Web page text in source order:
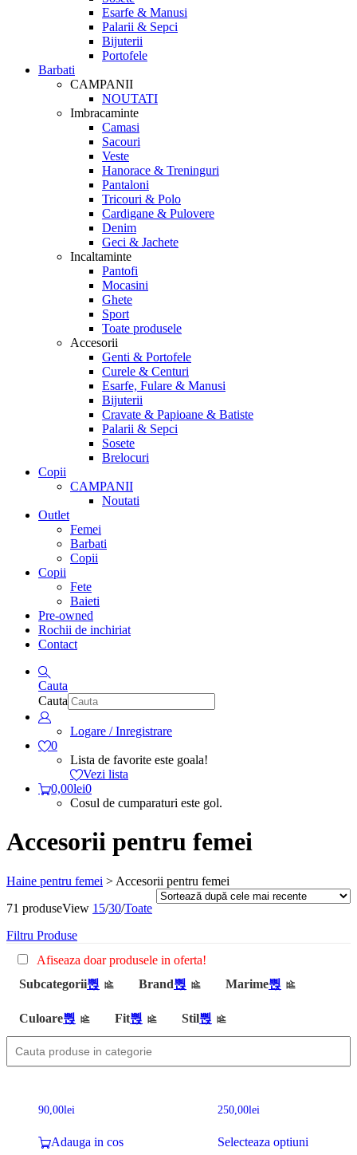
Esarfe & Manusi
Palarii & Sepci
Bijuterii
Portofele
Barbati
CAMPANII
NOUTATI
Imbracaminte
Camasi
Sacouri
Veste
Hanorace & Treninguri
Pantaloni
Tricouri & Polo
Cardigane & Pulovere
Denim
Geci & Jachete
Incaltaminte
Pantofi
Mocasini
Ghete
Sport
Toate produsele
Accesorii
Genti & Portofele
Curele & Centuri
Esarfe, Fulare & Manusi
Bijuterii
Cravate & Papioane & Batiste
Palarii & Sepci
Sosete
Brelocuri
Copii
CAMPANII
Noutati
Outlet
Femei
Barbati
Copii
Copii
Fete
Baieti
Pre-owned
Rochii de inchiriat
Contact
Cauta
Cauta
Logare / Inregistrare
0
Lista de favorite este goala!
Vezi lista
0,00lei0
Cosul de cumparaturi este gol.
Accesorii pentru femei
Haine pentru femei > Accesorii pentru femei
71 produseView 15/30/Toate
Filtru Produse
Afiseaza doar produsele in oferta!
Subcategorii
Brand Marime
Culoare Fit Stil
90,00lei
Adauga in cos
250,00lei
Selecteaza optiuni